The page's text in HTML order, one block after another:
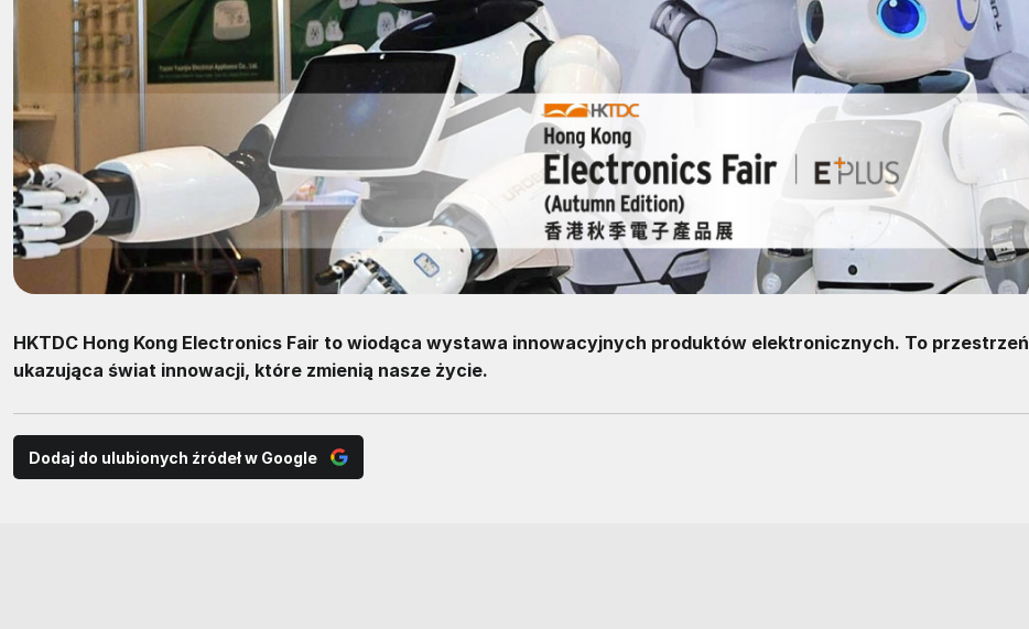
HKTDC Hong Kong Electronics Fair to wiodąca wystawa innowacyjnych produktów elektronicznych. To przestrzeń
ukazująca świat innowacji, które zmienią nasze życie.
Dodaj do ulubionych źródeł w Google